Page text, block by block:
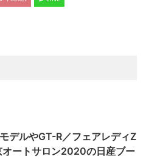
デルやGT-R／フェアレディZ
ートサロン2020の日産ブー